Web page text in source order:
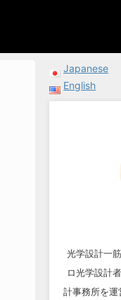
Japanese
English
光学設計一
ロ光学設計
計事務所を運